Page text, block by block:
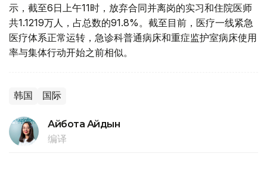
示，截至6日上午11时，放弃合同并离岗的实习和住院医师
共1.1219万人，占总数的91.8%。截至目前，医疗一线紧急
医疗体系正常运转，急诊科普通病床和重症监护室病床使用
率与集体行动开始之前相似。
韩国 国际
Айбота Айдын
编译